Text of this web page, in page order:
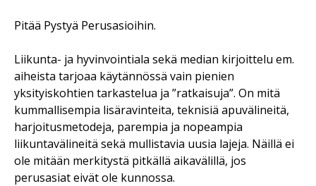
Pitää Pystyä Perusasioihin.
Liikunta- ja hyvinvointiala sekä median kirjoittelu em.
aiheista tarjoaa käytännössä vain pienien
yksityiskohtien tarkastelua ja ”ratkaisuja”. On mitä
kummallisempia lisäravinteita, teknisiä apuvälineitä,
harjoitusmetodeja, parempia ja nopeampia
liikuntavälineitä sekä mullistavia uusia lajeja. Näillä ei
ole mitään merkitystä pitkällä aikavälillä, jos
perusasiat eivät ole kunnossa.